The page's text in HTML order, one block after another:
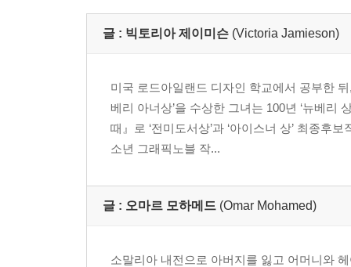
글 : 빅토리아 제이미슨 (Victoria Jamieson)
미국 로드아일랜드 디자인 학교에서 공부한
베리 아너상’을 수상한 그녀는 100년 ‘뉴베리
때』로 ‘전미도서상’과 ‘아이스너 상’ 최종후
소년 그래픽노블 작...
글 : 오마르 모하메드 (Omar Mohamed)
소말리아 내전으로 아버지를 잃고 어머니와